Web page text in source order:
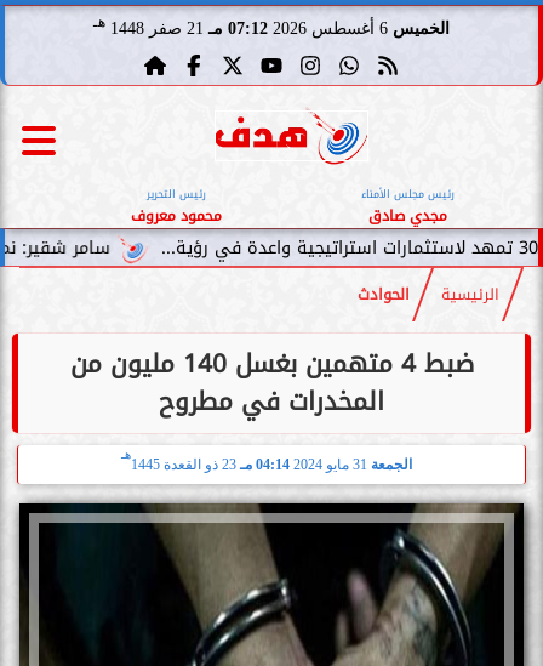
الخميس 07:12 مـ 21 صفر 1448 هـ
رئيس مجلس الأمناء
مجدي صادق
رئيس التحرير
محمود معروف
سامر شقير: نمو صناديق
الرئيسية الحوادث
ضبط 4 متهمين بغسل 140 مليون من
المخدرات في مطروح
الجمعة 04:14 مـ 23 ذو القعدة 1445
هـ